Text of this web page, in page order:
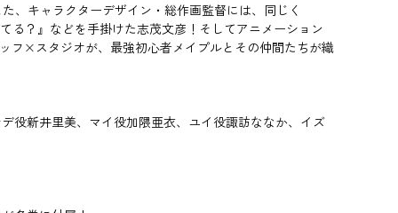
キャラクターデザイン・総作画監督には、同じく
？』などを手掛けた志茂文彦！そしてアニメーション
フ×スタジオが、最強初心者メイプルとその仲間たちが織
役新井里美、マイ役加隈亜衣、ユイ役諏訪ななか、イズ